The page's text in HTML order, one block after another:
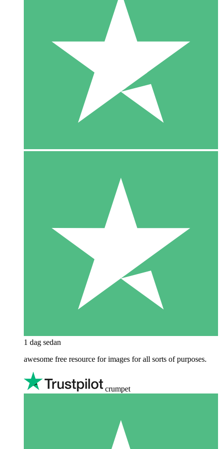
1 dag sedan
awesome free resource for images for all sorts of purposes.
crumpet